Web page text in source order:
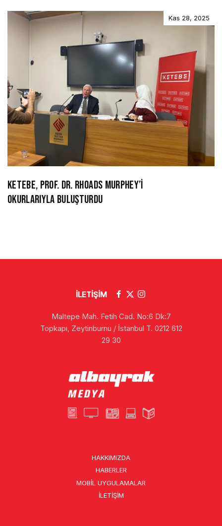
Kas 28, 2025
KETEBE, PROF. DR. RHOADS MURPHEY’İ
OKURLARIYLA BULUŞTURDU
İLETİŞİM
Maltepe Mah. Fetih Cad. No:6 Dk:7
Topkapı, Zeytinburnu / İstanbul T. 0212 612
29 30
HAKKIMIZDA
HABERLER
MOBIL UYGULAMALAR
İLETIŞIM